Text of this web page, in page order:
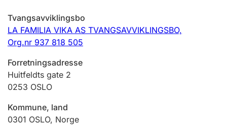
Ektepaktveileder
Offentlig sektor
Andre tema
Tvangsavviklingsbo
LA FAMILIA VIKA AS TVANGSAVVIKLINGSBO,
Org.nr 937 818 505
Forretningsadresse
Huitfeldts gate 2
0253 OSLO
Kommune, land
0301 OSLO, Norge